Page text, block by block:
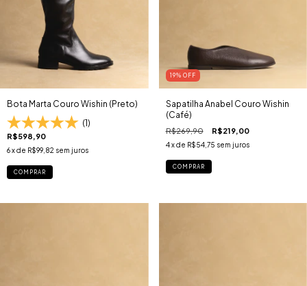
Bota Marta Couro Wishin (Preto)
(1)
R$598,90
6x de R$99,82 sem juros
COMPRAR
19% OFF
Sapatilha Anabel Couro Wishin
(Café)
R$269,90 R$219,00
4 x de R$54,75 sem juros
COMPRAR